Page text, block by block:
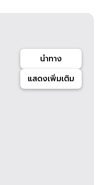
นำทาง
แสดงเพิ่มเติม